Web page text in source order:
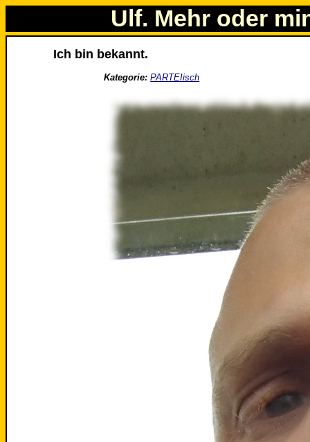
Ulf. Mehr oder
Ich bin bekannt.
Kategorie: PARTEIisch